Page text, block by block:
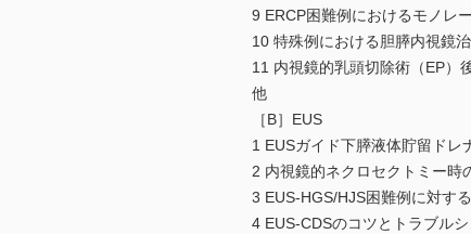
9 ERCP困難例におけるモノレ
10 特殊例における胆膵内視鏡
11 内視鏡的乳頭切除術（EP）
他
［B］EUS
1 EUSガイド下膵液体貯留ドレ
2 内視鏡的ネクロセクトミー時
3 EUS-HGS/HJS困難例に対す
4 EUS-CDSのコツとトラブル